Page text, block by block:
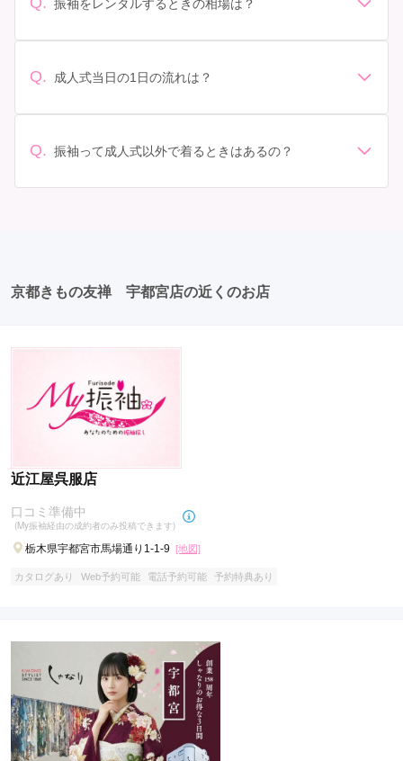
イズ調整をお願いすることもあります。 価格: 予算に合
ンタル料金に含まれるもの（小物や帯、草履など）を確
っかり確認しておく必要があります。 お店選び: 評判や
しょう。
振袖をレンタルするときの相場は？
されています。 高級なものやブランド物になると、それ
袖でプランをご確認いただくか、店舗に問い合わせてみ
Q. 成人式当日の1日の流れは？
人式: 一般的に午前中に成人式が行わる場合が多いです
を確認しましょう。 写真撮影: 成人式の後、家族や友人
Q. 振袖って成人式以外で着るときはあるの？
京都きもの友禅 宇都宮店の近くのお店
近江屋呉服店
口コミ準備中
(My振袖経由の成約者のみ投稿できます)
栃木県宇都宮市馬場通り1-1-9 [地図]
カタログあり Web予約可能 電話予約可能 予約特典あり